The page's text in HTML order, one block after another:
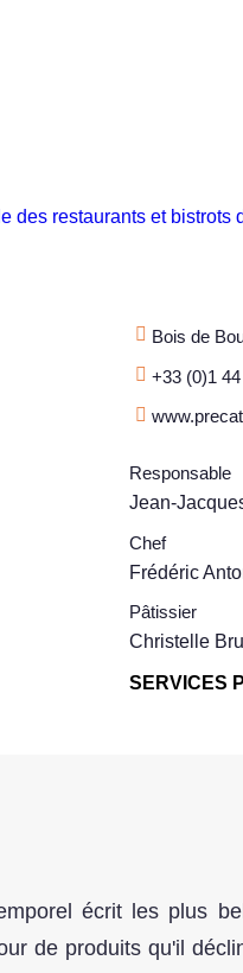
Bois de
+33 (0)1
Responsable
Jean-
Chef
Frédéric
Pâtissier
Christelle
SERVICES
écrit les plus
de produits qu'il